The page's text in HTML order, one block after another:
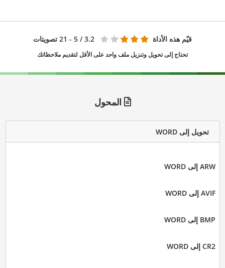
قيّم هذه الأداة 3.2 / 5 - 21 تصويتات
تحتاج إلى تحويل وتنزيل ملف واحد على الأقل لتقديم ملاحظاتك
المحول
تحويل إلى WORD
ARW إلى WORD
AVIF إلى WORD
BMP إلى WORD
CR2 إلى WORD